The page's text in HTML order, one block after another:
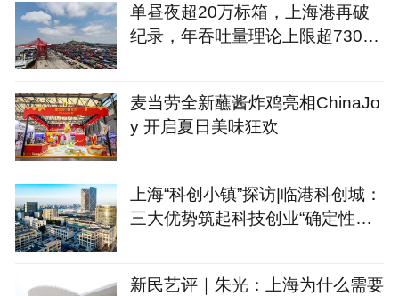
单昼夜超20万标箱，上海港再破
纪录，年吞吐量理论上限超7300
麦当劳全新蘸酱炸鸡亮相ChinaJo
y 开启夏日美味狂欢
上海“科创小镇”探访|临港科创城：
三大优势筑起科技创业“确定性公
新民艺评｜朱光：上海为什么需要